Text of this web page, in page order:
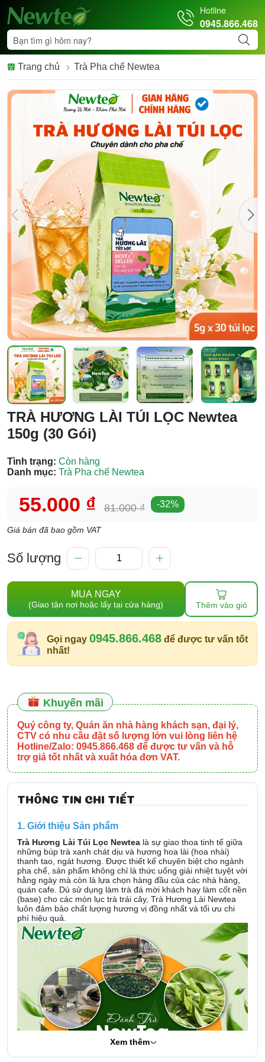
Hotline
0945.866.468
Trang chủ Trà Pha chế Newtea
TRÀ HƯƠNG LÀI TÚI LỌC Newtea
150g (30 Gói)
Tình trạng: Còn hàng
Danh mục: Trà Pha chế Newtea
55.000 ₫ 81.000 ₫ -32%
Giá bán đã bao gồm VAT
Số lượng
MUA NGAY
(Giao tận nơi hoặc lấy tại cửa hàng) Thêm vào giỏ
Gọi ngay 0945.866.468 để được tư vấn tốt
nhất!
Khuyến mãi
Quý công ty, Quán ăn nhà hàng khách sạn, đại lý,
CTV có nhu cầu đặt số lượng lớn vui lòng liên hệ
Hotline/Zalo: 0945.866.468 để được tư vấn và hỗ
trợ giá tốt nhất và xuất hóa đơn VAT.
THÔNG TIN CHI TIẾT
1. Giới thiệu Sản phẩm
Trà Hương Lài Túi Lọc Newtea là sự giao thoa tinh tế giữa
những búp trà xanh chát dịu và hương hoa lài (hoa nhài)
thanh tao, ngát hương. Được thiết kế chuyên biệt cho ngành
pha chế, sản phẩm không chỉ là thức uống giải nhiệt tuyệt vời
hằng ngày mà còn là lựa chọn hàng đầu của các nhà hàng,
quán cafe. Dù sử dụng làm trà đá mời khách hay làm cốt nền
(base) cho các món lục trà trái cây, Trà Hương Lài Newtea
luôn đảm bảo chất lượng hương vị đồng nhất và tối ưu chi
phí hiệu quả.
Xem thêm